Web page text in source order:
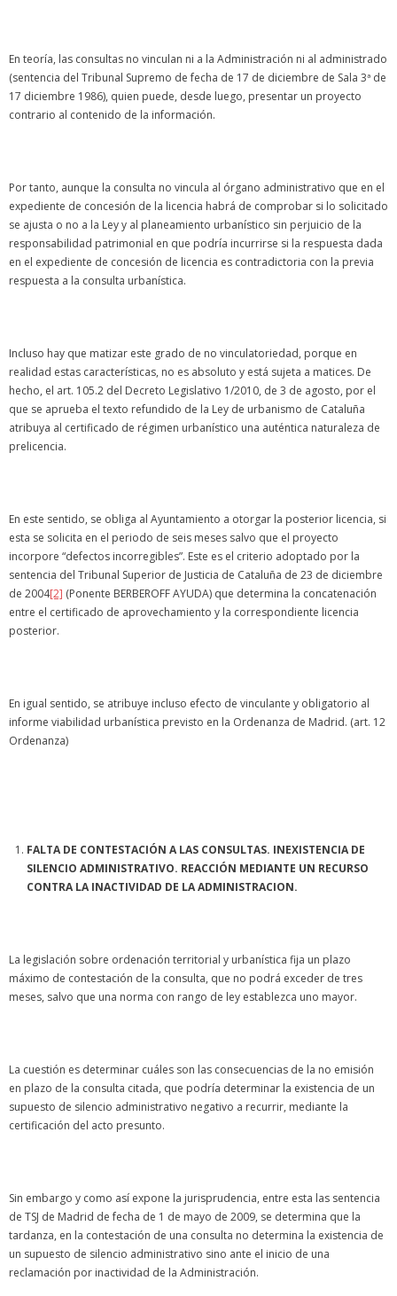
En teoría, las consultas no vinculan ni a la Administración ni al administrado
(sentencia del Tribunal Supremo de fecha de 17 de diciembre de Sala 3ª de
17 diciembre 1986), quien puede, desde luego, presentar un proyecto
contrario al contenido de la información.
Por tanto, aunque la consulta no vincula al órgano administrativo que en el
expediente de concesión de la licencia habrá de comprobar si lo solicitado
se ajusta o no a la Ley y al planeamiento urbanístico sin perjuicio de la
responsabilidad patrimonial en que podría incurrirse si la respuesta dada
en el expediente de concesión de licencia es contradictoria con la previa
respuesta a la consulta urbanística.
Incluso hay que matizar este grado de no vinculatoriedad, porque en
realidad estas características, no es absoluto y está sujeta a matices. De
hecho, el art. 105.2 del Decreto Legislativo 1/2010, de 3 de agosto, por el
que se aprueba el texto refundido de la Ley de urbanismo de Cataluña
atribuya al certificado de régimen urbanístico una auténtica naturaleza de
prelicencia.
En este sentido, se obliga al Ayuntamiento a otorgar la posterior licencia, si
esta se solicita en el periodo de seis meses salvo que el proyecto
incorpore “defectos incorregibles”. Este es el criterio adoptado por la
sentencia del Tribunal Superior de Justicia de Cataluña de 23 de diciembre
de 2004[2] (Ponente BERBEROFF AYUDA) que determina la concatenación
entre el certificado de aprovechamiento y la correspondiente licencia
posterior.
En igual sentido, se atribuye incluso efecto de vinculante y obligatorio al
informe viabilidad urbanística previsto en la Ordenanza de Madrid. (art. 12
Ordenanza)
FALTA DE CONTESTACIÓN A LAS CONSULTAS. INEXISTENCIA DE
SILENCIO ADMINISTRATIVO. REACCIÓN MEDIANTE UN RECURSO
CONTRA LA INACTIVIDAD DE LA ADMINISTRACION.
La legislación sobre ordenación territorial y urbanística fija un plazo
máximo de contestación de la consulta, que no podrá exceder de tres
meses, salvo que una norma con rango de ley establezca uno mayor.
La cuestión es determinar cuáles son las consecuencias de la no emisión
en plazo de la consulta citada, que podría determinar la existencia de un
supuesto de silencio administrativo negativo a recurrir, mediante la
certificación del acto presunto.
Sin embargo y como así expone la jurisprudencia, entre esta las sentencia
de TSJ de Madrid de fecha de 1 de mayo de 2009, se determina que la
tardanza, en la contestación de una consulta no determina la existencia de
un supuesto de silencio administrativo sino ante el inicio de una
reclamación por inactividad de la Administración.